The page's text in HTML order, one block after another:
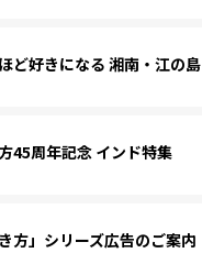
ど好きになる 湘南・江の島
45周年記念 インド特集
方」シリーズ広告のご案内